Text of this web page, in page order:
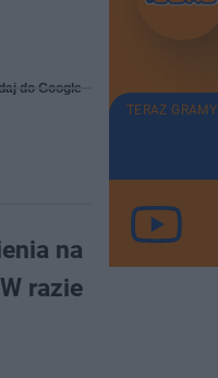
do Google
na
razie
TERAZ GRAMY